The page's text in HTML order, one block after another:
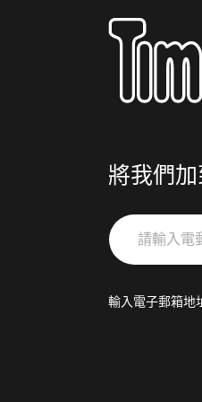
將我們
請
輸
郵
輸入電子郵箱地